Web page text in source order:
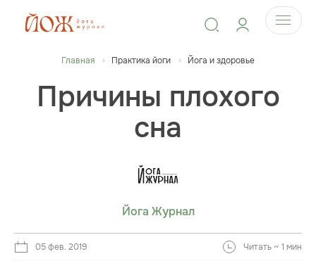
Главная Практика йоги Йога и здоровье
Причины плохого
сна
Йога Журнал
05 фев. 2019 Читать ~ 1 мин